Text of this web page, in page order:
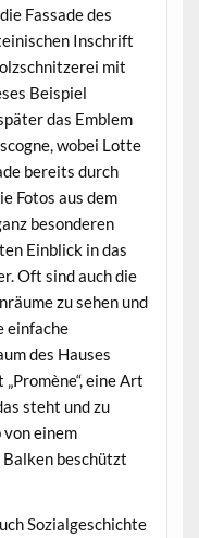
Fassade des
Inschrift
mit
Beispiel
das Emblem
wobei Lotte
bereits durch
Fotos aus dem
besonderen
Einblick in das
Oft sind auch die
zu sehen und
einfache
des Hauses
eine Art
steht und zu
einem
Balken beschützt
Sozialgeschichte